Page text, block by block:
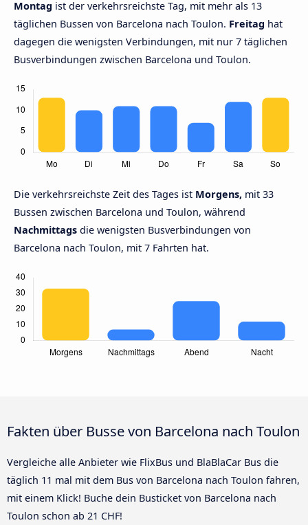
Montag ist der verkehrsreichste Tag, mit mehr als 13
täglichen Bussen von Barcelona nach Toulon. Freitag hat
dagegen die wenigsten Verbindungen, mit nur 7 täglichen
Busverbindungen zwischen Barcelona und Toulon.
Die verkehrsreichste Zeit des Tages ist Morgens, mit 33
Bussen zwischen Barcelona und Toulon, während
Nachmittags die wenigsten Busverbindungen von
Barcelona nach Toulon, mit 7 Fahrten hat.
Fakten über Busse von Barcelona nach Toulon
Vergleiche alle Anbieter wie FlixBus und BlaBlaCar Bus die
täglich 11 mal mit dem Bus von Barcelona nach Toulon fahren,
mit einem Klick! Buche dein Busticket von Barcelona nach
Toulon schon ab 21 CHF!